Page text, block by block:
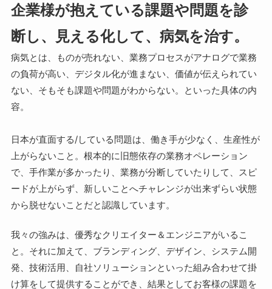
企業様が抱えている課題や問題を診
断し、見える化して、病気を治す。
病気とは、ものが売れない、業務プロセスがアナログで業務
の負荷が高い、デジタル化が進まない、価値が伝えられてい
ない、そもそも課題や問題がわからない。といった具体の内
容。
日本が直面する/している問題は、働き手が少なく、生産性が
上がらないこと。根本的に旧態依存の業務オペレーション
で、手作業が多かったり、業務が分断していたりして、スピ
ードが上がらず、新しいことへチャレンジが出来ずらい状態
から脱せないことだと認識しています。
我々の強みは、優秀なクリエイター＆エンジニアがいるこ
と。それに加えて、ブランディング、デザイン、システム開
発、技術活用、自社ソリューションといった組み合わせて掛
け算をして提供することができ、結果としてお客様の課題を